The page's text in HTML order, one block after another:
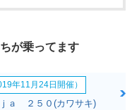
が乗ってます
年11月24日開催）
ａ ２５０(カワサキ)